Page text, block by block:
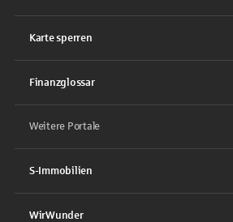
Karte sperren
Finanzglossar
Weitere Portale
S-Immobilien
WirWunder